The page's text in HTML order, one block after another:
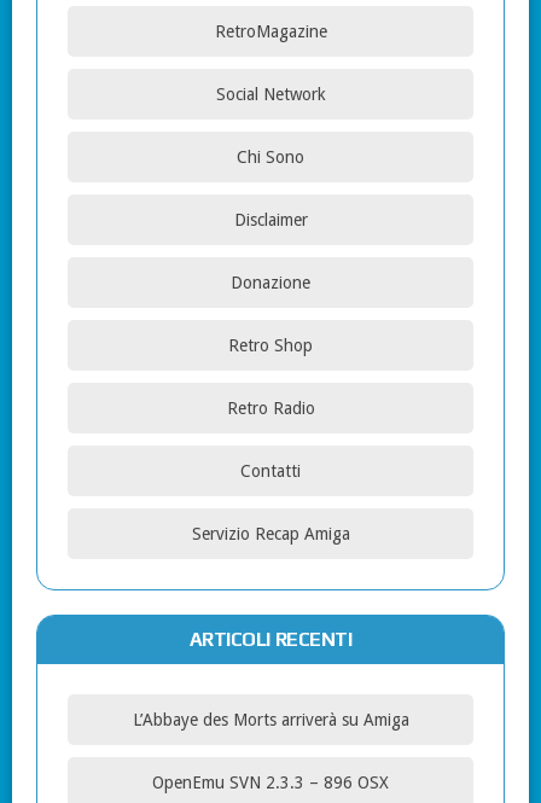
RetroMagazine
Social Network
Chi Sono
Disclaimer
Donazione
Retro Shop
Retro Radio
Contatti
Servizio Recap Amiga
ARTICOLI RECENTI
L’Abbaye des Morts arriverà su Amiga
OpenEmu SVN 2.3.3 – 896 OSX